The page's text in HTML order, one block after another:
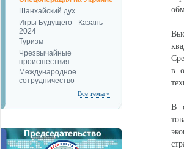
Шанхайский дух
Игры Будущего - Казань
2024
Туризм
Чрезвычайные
происшествия
Международное
сотрудничество
Все темы »
в
В